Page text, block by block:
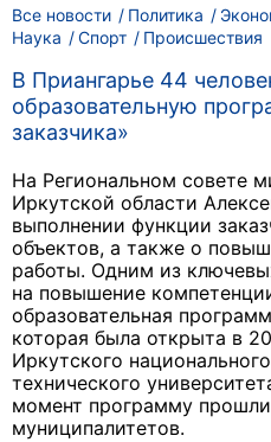
Все новости Политика
Наука
Спорт Происшествия
В Приангарье 44
образовательную
заказчика»
На Региональном совете
Иркутской области
выполнении функции
объектов, а также о
работы. Одним из
на повышение
образовательная
которая была открыта в
Иркутского
технического
момент программу
муниципалитетов.